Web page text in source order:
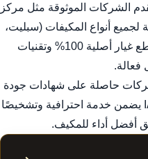
الشركات الموثوقة مثل مركز
أنواع المكيفات (سبليت،
مركزي، باكيج، دكت)، مع استخدام قطع غيار أصلية 100% وتقنيات
حاصلة على شهادات جودة
مثل NADCA وISIAQ وISSA وIAQA يضمن خدمة احترافية وتشخيصًا
أفضل أداء للمكيف.